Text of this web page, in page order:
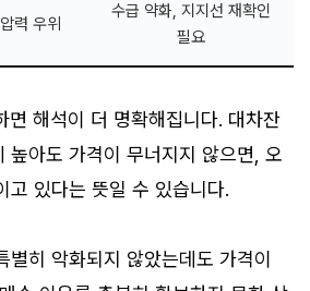
력 우위
수급 약화, 지지선 재확인
필요
면 해석이 더 명확해집니다. 대차잔
높아도 가격이 무너지지 않으면, 오
고 있다는 뜻일 수 있습니다.
별히 악화되지 않았는데도 가격이